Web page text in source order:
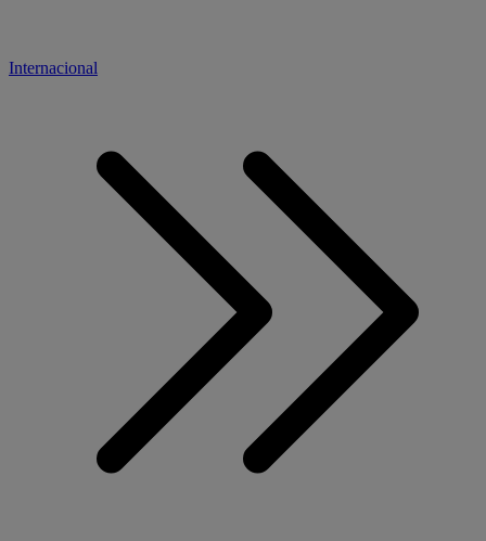
Internacional